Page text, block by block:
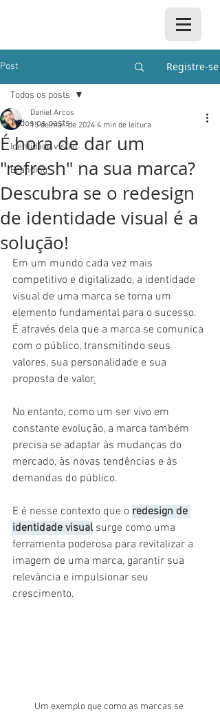
Post Registre-se
Todos os posts
Identidade visual
Branding
Todos os posts
É hora de dar um
"refresh" na sua marca?
Descubra se o redesign
de identidade visual é a
solução!
Daniel Arcos
15 de mai. de 2024 4 min de leitura
Em um mundo cada vez mais
competitivo e digitalizado, a identidade
visual de uma marca se torna um
elemento fundamental para o sucesso.
É através dela que a marca se comunica
com o público, transmitindo seus
valores, sua personalidade e sua
proposta de valor.
No entanto, como um ser vivo em
constante evolução, a marca também
precisa se adaptar às mudanças do
mercado, às novas tendências e às
demandas do público.
E é nesse contexto que o redesign de
identidade visual surge como uma
ferramenta poderosa para revitalizar a
imagem de uma marca, garantir sua
relevância e impulsionar seu
crescimento.
Um exemplo que como as marcas se